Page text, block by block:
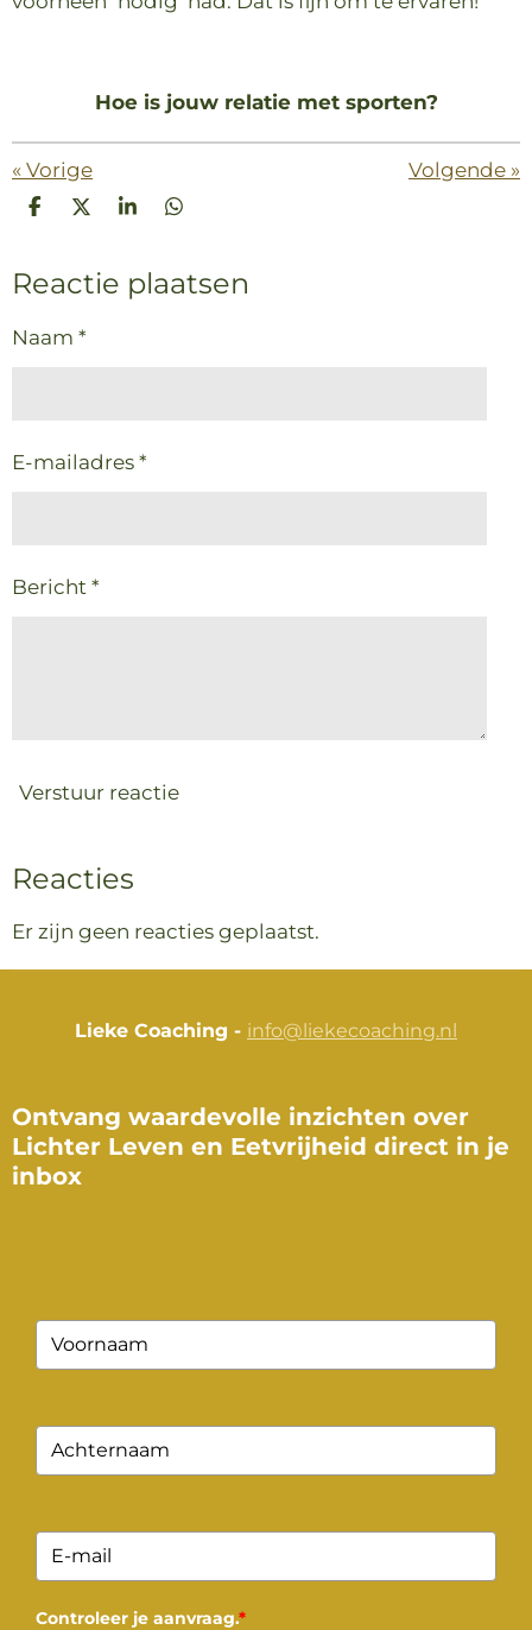
Hoe is jouw relatie met sporten?
«Vorige Volgende »
D
e
n
D
l
S
r
e
D
e
n
Reactie plaatsen
Naam *
E-mailadres *
Bericht *
Verstuur reactie
Reacties
Er zijn geen reacties geplaatst.
Lieke Coaching - info@liekecoaching.nl
Ontvang waardevolle inzichten over
Lichter Leven en Eetvrijheid direct in je
inbox
Controleer je aanvraag.*